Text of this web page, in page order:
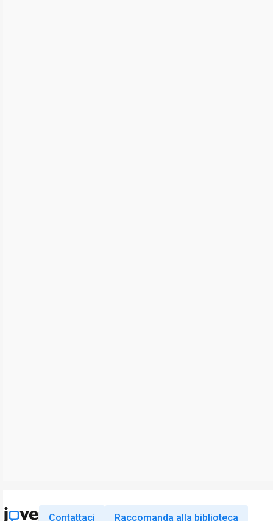
Contattaci Raccomanda alla biblioteca